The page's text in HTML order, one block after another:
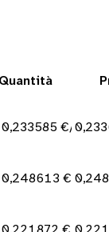
Quantità
0,233585 €/kWh
0,248613 €/kWh